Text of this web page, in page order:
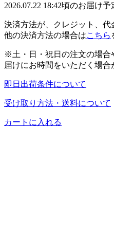
2026.07.22 18:42頃のお届け予
決済方法が、クレジット、
他の決済方法の場合はこちら
※土・日・祝日の注文の場合
届けにお時間をいただく場合
即日出荷条件について
受け取り方法・送料について
カートに入れる